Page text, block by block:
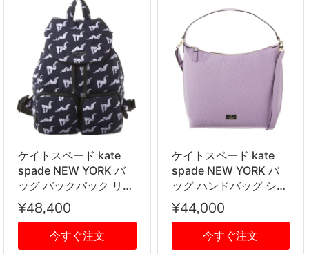
ケイトスペード kate
spade NEW YORK バ
ッグ バックパック リュ
ックサック PXRUA332
460 NAVY ネイビー
¥48,400
今すぐ注文
ケイトスペード kate
spade NEW YORK バ
ッグ ハンドバッグ ショ
ルダーバッグ 2way
PXRU6622 511 LILAC
PETAL ライトパープル
系
¥44,000
今すぐ注文